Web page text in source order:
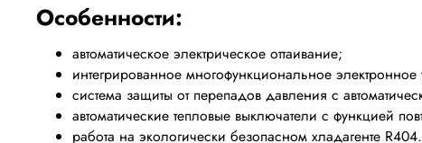
Особенности:
автоматическое электрическое оттаивание;
интегрированное многофункциональное электронное
система защиты от перепадов давления с
автоматические тепловые выключатели с функцией
работа на экологически безопасном хладагенте R404.